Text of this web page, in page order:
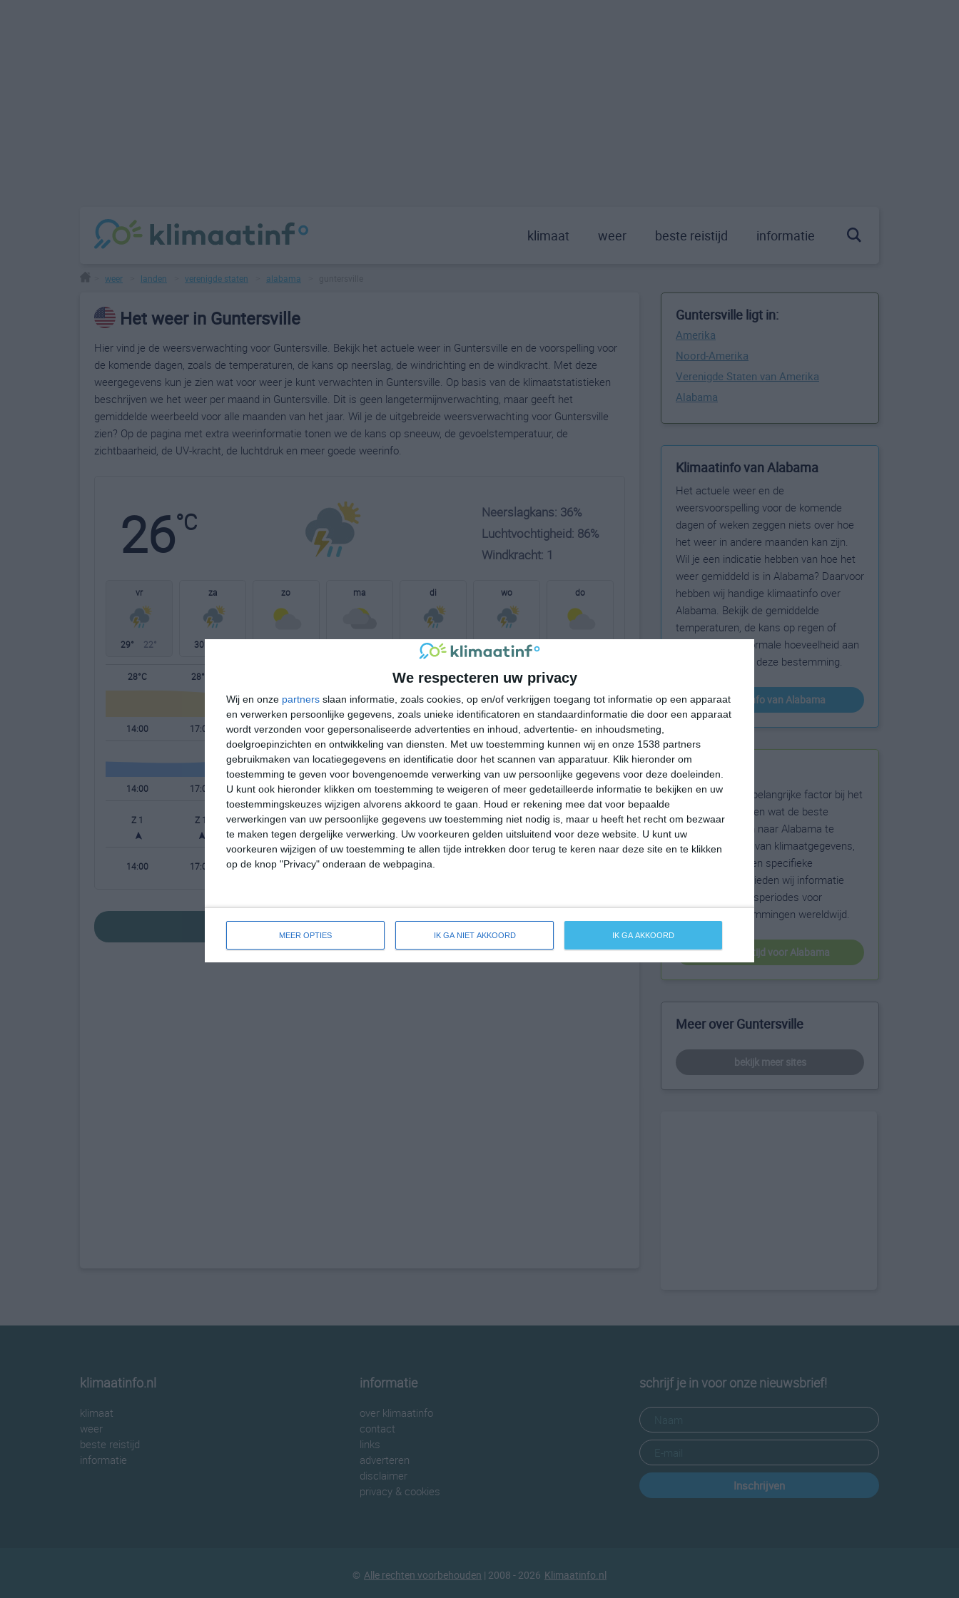
We respecteren uw privacy
Wij en onze partners slaan informatie, zoals cookies, op en/of verkrijgen toegang tot informatie op een apparaat
en verwerken persoonlijke gegevens, zoals unieke identificatoren en standaardinformatie die door een apparaat
wordt verzonden voor gepersonaliseerde advertenties en inhoud, advertentie- en inhoudsmeting,
doelgroepinzichten en ontwikkeling van diensten.
Met uw toestemming kunnen wij en onze 1538 partners
gebruikmaken van locatiegegevens en identificatie door het scannen van apparatuur. Klik hieronder om
toestemming te geven voor bovengenoemde verwerking van uw persoonlijke gegevens voor deze doeleinden.
U kunt ook hieronder klikken om toestemming te weigeren of meer gedetailleerde informatie te bekijken en uw
toestemmingskeuzes wijzigen alvorens akkoord te gaan.
Houd er rekening mee dat voor bepaalde
verwerkingen van uw persoonlijke gegevens uw toestemming niet nodig is, maar u heeft het recht om bezwaar
te maken tegen dergelijke verwerking. Uw voorkeuren gelden uitsluitend voor deze website. U kunt uw
voorkeuren wijzigen of uw toestemming te allen tijde intrekken door terug te keren naar deze site en te klikken
op de knop "Privacy" onderaan de webpagina.
MEER OPTIES IK GA NIET AKKOORD IK GA AKKOORD
klimaat weer beste reistijd informatie
weer landen verenigde staten alabama
Het weer in Guntersville
Hier vind je de weersverwachting voor Guntersville. Bekijk het actuele weer in Guntersville en de voorspelling voor
de komende dagen, zoals de temperaturen, de kans op neerslag, de windrichting en de windkracht. Met deze
weergegevens kun je zien wat voor weer je kunt verwachten in Guntersville. Op basis van de klimaatstatistieken
beschrijven we het weer per maand in Guntersville. Dit is geen langetermijnverwachting, maar geeft het
gemiddelde weerbeeld voor alle maanden van het jaar. Wil je de uitgebreide weersverwachting voor Guntersville
zien? Op de pagina met extra weerinformatie tonen we de kans op sneeuw, de gevoelstemperatuur, de
zichtbaarheid, de UV-kracht, de luchtdruk en meer goede weerinfo.
26°C
Neerslagkans: 36%
Luchtvochtigheid: 86%
Windkracht: 1
vr
29° 22°
za
30°
zo ma di
31° 23°
wo
20°
do
28°C 28°C 24°C 24°C 24°C 28°C
14:00 17:00 20:00 23:00 02:00 05:00 08:00 11:00
14:00 17:00 20:00 23:00 02:00 05:00 08:00 11:00
Z 1 Z 1 ZZO 1 ZZO 1 ZZO 0 ZZO 0 ZZO 0 Z 0
14:00 17:00 20:00 23:00 02:00
bekijk de uitgebreide weersverwachting voor Guntersville
Guntersville ligt in:
Amerika
Noord-Amerika
Verenigde Staten van Amerika
Alabama
Klimaatinfo van Alabama
Het actuele weer en de
weersvoorspelling voor de komende
dagen of weken zeggen niets over hoe
het weer in andere maanden kan zijn.
Wil je een indicatie hebben van hoe het
weer gemiddeld is in Alabama? Daarvoor
hebben wij handige klimaatinfo over
Alabama. Bekijk de gemiddelde
temperaturen, de kans op regen of
sneeuw en de normale hoeveelheid aan
zonneschijn voor deze bestemming.
klimaatinfo van Alabama
Beste reistijd
Het weer is een belangrijke factor bij het
reizen. Wil je weten wat de beste
maanden zijn om naar Alabama te
reizen? Op basis van klimaatgegevens,
weersextremen en specifieke
weerinformatie bieden wij informatie
over de beste reisperiodes voor
duizenden bestemmingen wereldwijd.
beste reistijd voor Alabama
Meer over Guntersville
bekijk meer sites
klimaatinfo.nl
klimaat
weer
beste reistijd
informatie
informatie
over klimaatinfo
contact
links
adverteren
disclaimer
privacy & cookies
schrijf je in voor onze nieuwsbrief!
Inschrijven
© Alle rechten voorbehouden | 2008 - 2026 Klimaatinfo.nl